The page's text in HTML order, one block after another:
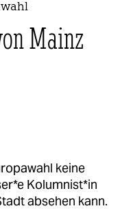
Mainz
keine
Ko­lum­nis­t*in
absehen kann.